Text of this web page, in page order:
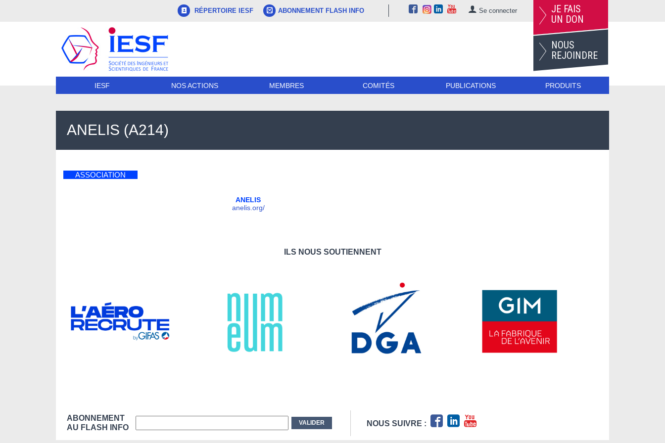
RÉPERTOIRE IESF ABONNEMENT FLASH INFO Se connecter
JE FAIS
UN DON
NOUS
REJOINDRE
IESF NOS ACTIONS MEMBRES COMITÉS PUBLICATIONS PRODUITS
ANELIS (A214)
ASSOCIATION
ANELIS
anelis.org/
ILS NOUS SOUTIENNENT
ABONNEMENT
AU FLASH INFO
NOUS SUIVRE :